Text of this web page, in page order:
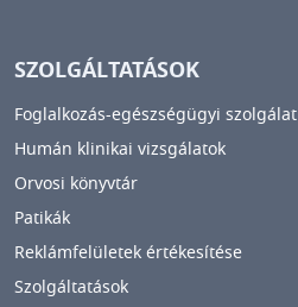
SZOLGÁLTATÁSOK
Foglalkozás-egészségügyi szolgálat
Humán klinikai vizsgálatok
Orvosi könyvtár
Patikák
Reklámfelületek értékesítése
Szolgáltatások